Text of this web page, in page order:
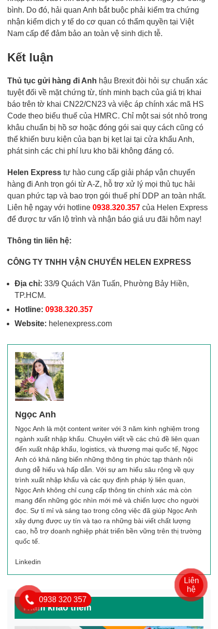
bình. Do đó, hải quan Anh bắt buộc phải kiểm tra chứng
nhận kiểm dịch y tế do cơ quan có thẩm quyền tại Việt
Nam cấp để đảm bảo an toàn vệ sinh dịch tễ.
Kết luận
Thủ tục gửi hàng đi Anh hậu Brexit đòi hỏi sự chuẩn xác
tuyệt đối về mặt chứng từ, tính minh bạch của giá trị khai
báo trên tờ khai CN22/CN23 và việc áp chính xác mã HS
Code theo biểu thuế của HMRC. Chỉ một sai sót nhỏ trong
khâu chuẩn bị hồ sơ hoặc đóng gói sai quy cách cũng có
thể khiến bưu kiện của bạn bị kẹt lại tại cửa khẩu Anh,
phát sinh các chi phí lưu kho bãi không đáng có.
Helen Express tự hào cung cấp giải pháp vận chuyển
hàng đi Anh trọn gói từ A-Z, hỗ trợ xử lý mọi thủ tục hải
quan phức tạp và bao trọn gói thuế phí DDP an toàn nhất.
Liên hệ ngay với hotline 0938.320.357 của Helen Express
để được tư vấn lộ trình và nhận báo giá ưu đãi hôm nay!
Thông tin liên hệ:
CÔNG TY TNHH VẬN CHUYỂN HELEN EXPRESS
Địa chỉ: 33/9 Quách Văn Tuấn, Phường Bảy Hiền,
TP.HCM.
Hotline: 0938.320.357
Website: helenexpress.com
Ngọc Anh
Ngọc Anh là một content writer với 3 năm kinh nghiệm trong
ngành xuất nhập khẩu. Chuyên viết về các chủ đề liên quan
đến xuất nhập khẩu, logistics, và thương mại quốc tế, Ngọc
Anh có khả năng biến những thông tin phức tạp thành nội
dung dễ hiểu và hấp dẫn. Với sự am hiểu sâu rộng về quy
trình xuất nhập khẩu và các quy định pháp lý liên quan,
Ngọc Anh không chỉ cung cấp thông tin chính xác mà còn
mang đến những góc nhìn mới mẻ và chiến lược cho người
đọc. Sự tỉ mỉ và sáng tạo trong công việc đã giúp Ngọc Anh
xây dựng được uy tín và tạo ra những bài viết chất lượng
cao, hỗ trợ doanh nghiệp phát triển bền vững trên thị trường
quốc tế.
Linkedin
Tham khảo thêm
0938 320 357
Liên
hệ